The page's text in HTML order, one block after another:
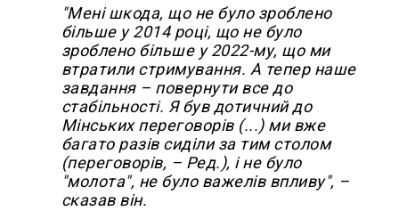
"Мені шкода, що не було зроблено
більше у 2014 році, що не було
зроблено більше у 2022-му, що ми
втратили стримування. А тепер наше
завдання – повернути все до
стабільності. Я був дотичний до
Мінських переговорів (...) ми вже
багато разів сиділи за тим столом
(переговорів, – Ред.), і не було
"молота", не було важелів впливу", –
сказав він.